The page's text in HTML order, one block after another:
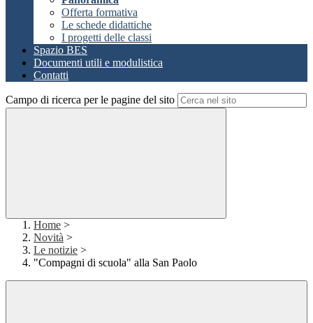
Offerta formativa
Le schede didattiche
I progetti delle classi
Spazio BES
Documenti utili e modulistica
Contatti
Campo di ricerca per le pagine del sito
Home >
Novità >
Le notizie >
"Compagni di scuola" alla San Paolo